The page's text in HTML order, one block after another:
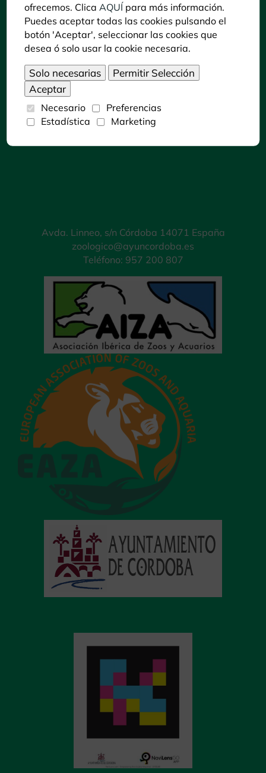
siguiente icono:
Dónde encontrarnos
Avda. Linneo, s/n Córdoba 14071 España
zoologico@ayuncordoba.es
Teléfono: 957 200 807
ofrecemos. Clica AQUÍ para más información.
Puedes aceptar todas las cookies pulsando el
botón 'Aceptar', seleccionar las cookies que
desea ó solo usar la cookie necesaria.
Necesario
Preferencias
Estadística
Marketing